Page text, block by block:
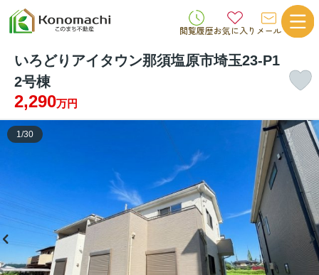
閲覧履歴お気に入り メール
いろどりアイタウン那須塩原市埼玉23-P1
2号棟
2,290万円
1 /30